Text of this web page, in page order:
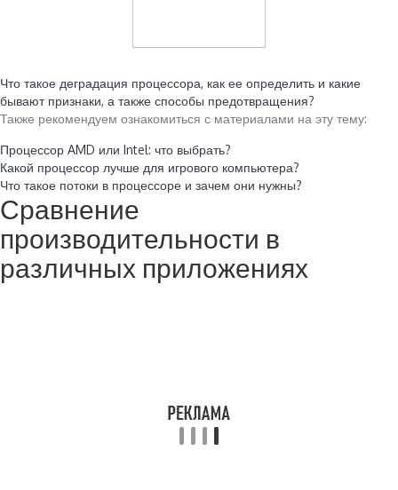
Что такое деградация процессора, как ее определить и какие
бывают признаки, а также способы предотвращения?
Также рекомендуем ознакомиться с материалами на эту тему:
Процессор AMD или Intel: что выбрать?
Какой процессор лучше для игрового компьютера?
Что такое потоки в процессоре и зачем они нужны?
Сравнение
производительности в
различных приложениях